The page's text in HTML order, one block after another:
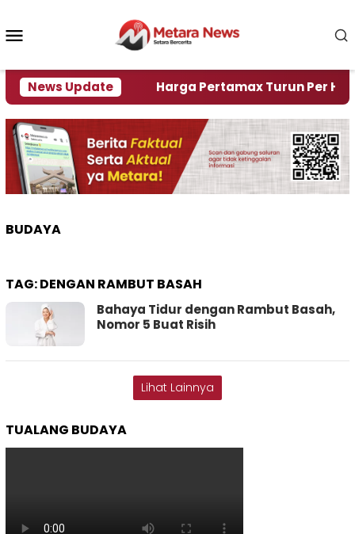
konten
News Update
Krisi Air Harga Pertamax Turun Per Hari Ini,
BUDAYA
TAG:DENGAN RAMBUT BASAH
Bahaya Tidur dengan Rambut Basah,
Nomor 5 Buat Risih
Lihat Lainnya
TUALANG BUDAYA